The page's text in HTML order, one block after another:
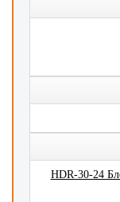
HDR-30-24